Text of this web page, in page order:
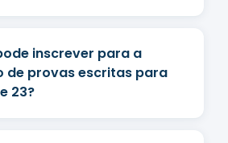
inscrever para a
de provas escritas para
23?